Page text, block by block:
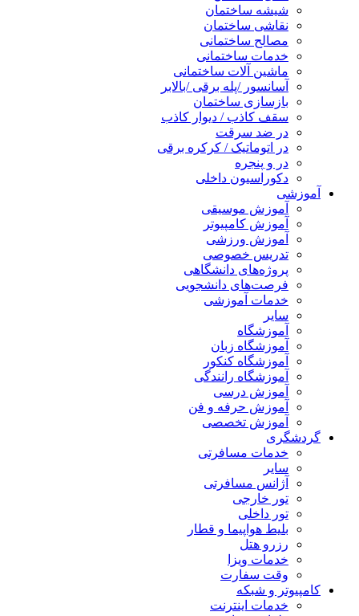
شیشه ساختمان
نقاشی ساختمان
مصالح ساختمانی
خدمات ساختمانی
ماشین آلات ساختمانی
آسانسور /پله برقی /بالابر
بازسازی ساختمان
سقف کاذب / دیوار کاذب
در ضد سرقت
در اتوماتیک / کرکره برقی
در و پنجره
دکوراسیون داخلی
آموزشی
آموزش موسیقی
آموزش کامپیوتر
آموزش ورزشی
تدریس خصوصی
پروژه‌های دانشگاهی
فرصت‌های دانشجویی
خدمات آموزشی
سایر
آموزشگاه
آموزشگاه زبان
آموزشگاه کنکور
آموزشگاه رانندگی
آموزش درسی
آموزش حرفه و فن
آموزش تخصصی
گردشگری
خدمات مسافرتی
سایر
آژانس مسافرتی
تور خارجی
تور داخلی
بلیط هواپیما و قطار
رزرو هتل
خدمات ویزا
وقت سفارت
کامپیوتر و شبکه
خدمات اینترنت